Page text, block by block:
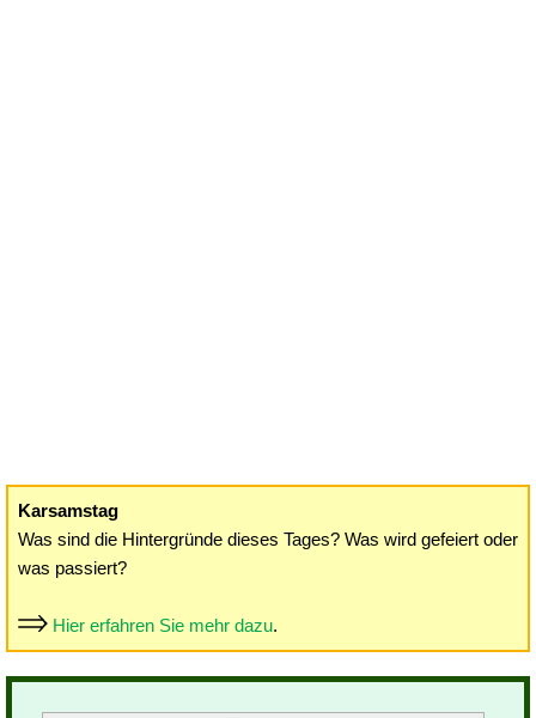
Karsamstag
Was sind die Hintergründe dieses Tages? Was wird gefeiert oder
was passiert?
Hier erfahren Sie mehr dazu.